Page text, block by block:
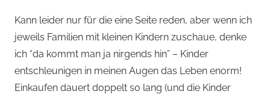
Kann leider nur für die eine Seite reden, aber wenn ich
jeweils Familien mit kleinen Kindern zuschaue, denke
ich “da kommt man ja nirgends hin” – Kinder
entschleunigen in meinen Augen das Leben enorm!
Einkaufen dauert doppelt so lang (und die Kinder